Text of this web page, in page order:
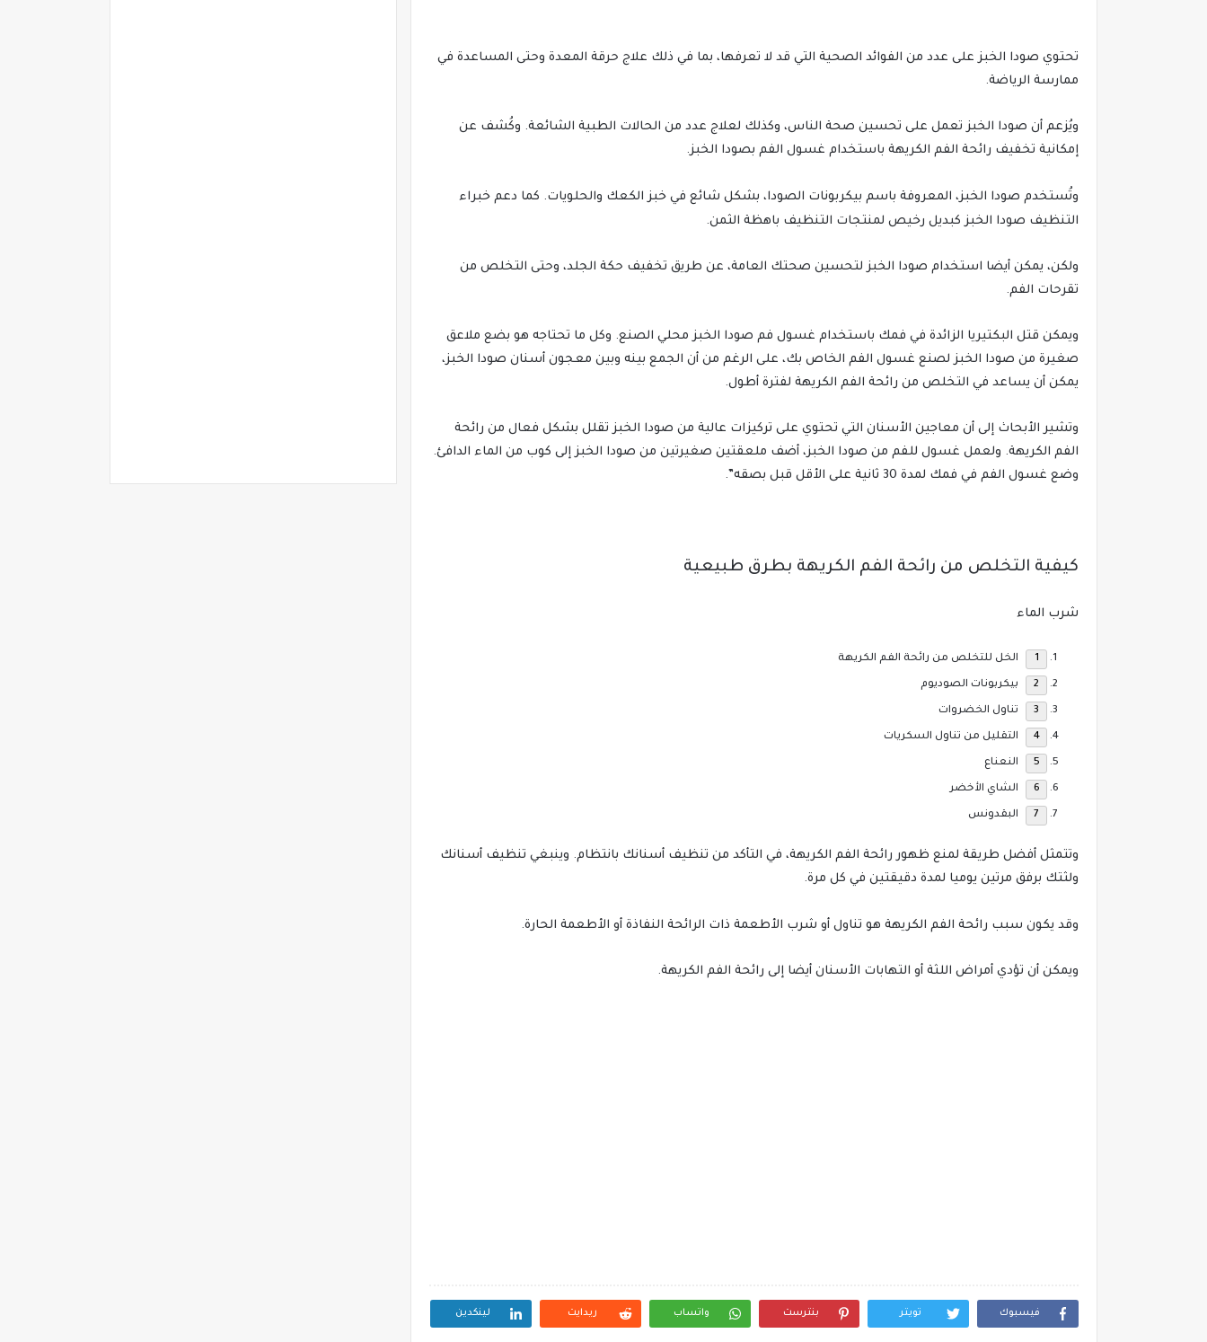
تحتوي صودا الخبز على عدد من الفوائد الصحية التي قد لا تعرفها، بما في ذلك علاج حرقة المعدة وحتى المساعدة في
ممارسة الرياضة.
ويُزعم أن صودا الخبز تعمل على تحسين صحة الناس، وكذلك لعلاج عدد من الحالات الطبية الشائعة. وكُشف عن
إمكانية تخفيف رائحة الفم الكريهة باستخدام غسول الفم بصودا الخبز.
وتُستخدم صودا الخبز، المعروفة باسم بيكربونات الصودا، بشكل شائع في خبز الكعك والحلويات. كما دعم خبراء
التنظيف صودا الخبز كبديل رخيص لمنتجات التنظيف باهظة الثمن.
ولكن، يمكن أيضا استخدام صودا الخبز لتحسين صحتك العامة، عن طريق تخفيف حكة الجلد، وحتى التخلص من
تقرحات الفم.
ويمكن قتل البكتيريا الزائدة في فمك باستخدام غسول فم صودا الخبز محلي الصنع. وكل ما تحتاجه هو بضع ملاعق
صغيرة من صودا الخبز لصنع غسول الفم الخاص بك، على الرغم من أن الجمع بينه وبين معجون أسنان صودا الخبز،
يمكن أن يساعد في التخلص من رائحة الفم الكريهة لفترة أطول.
وتشير الأبحاث إلى أن معاجين الأسنان التي تحتوي على تركيزات عالية من صودا الخبز تقلل بشكل فعال من رائحة
الفم الكريهة. ولعمل غسول للفم من صودا الخبز، أضف ملعقتين صغيرتين من صودا الخبز إلى كوب من الماء الدافئ.
وضع غسول الفم في فمك لمدة 30 ثانية على الأقل قبل بصقه”.
كيفية التخلص من رائحة الفم الكريهة بطرق طبيعية
شرب الماء
الخل للتخلص من رائحة الفم الكريهة
بيكربونات الصوديوم
تناول الخضروات
التقليل من تناول السكريات
النعناع
الشاي الأخضر
البقدونس
وتتمثل أفضل طريقة لمنع ظهور رائحة الفم الكريهة، في التأكد من تنظيف أسنانك بانتظام. وينبغي تنظيف أسنانك
ولثتك برفق مرتين يوميا لمدة دقيقتين في كل مرة.
وقد يكون سبب رائحة الفم الكريهة هو تناول أو شرب الأطعمة ذات الرائحة النفاذة أو الأطعمة الحارة.
ويمكن أن تؤدي أمراض اللثة أو التهابات الأسنان أيضا إلى رائحة الفم الكريهة.
فيسبوك تويتر بنترست واتساب ريدايت لينكدين